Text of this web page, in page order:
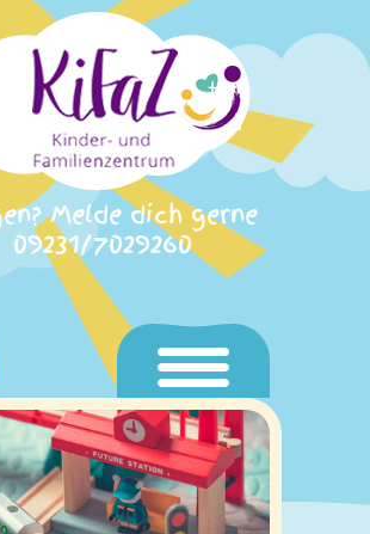
Melde dich gerne
09231/7029260
KiFaZ